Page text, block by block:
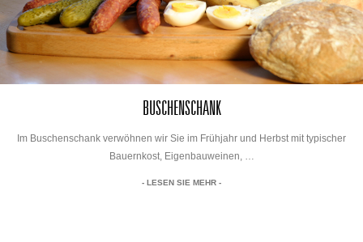
BUSCHENSCHANK
Im Buschenschank verwöhnen wir Sie im Frühjahr und Herbst mit typischer
Bauernkost, Eigenbauweinen, …
- LESEN SIE MEHR -